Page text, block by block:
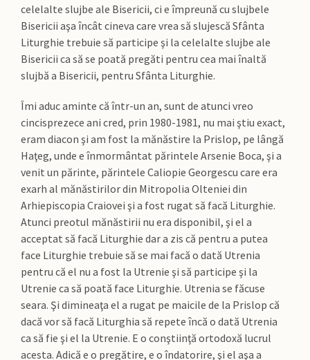
celelalte slujbe ale Bisericii, ci e împreună cu slujbele
Bisericii aşa încât cineva care vrea să slujescă Sfânta
Liturghie trebuie să participe şi la celelalte slujbe ale
Bisericii ca să se poată pregăti pentru cea mai înaltă
slujbă a Bisericii, pentru Sfânta Liturghie.
Îmi aduc aminte că într-un an, sunt de atunci vreo
cincisprezece ani cred, prin 1980-1981, nu mai ştiu exact,
eram diacon şi am fost la mănăstire la Prislop, pe lângă
Haţeg, unde e înmormântat părintele Arsenie Boca, şi a
venit un părinte, părintele Caliopie Georgescu care era
exarh al mănăstirilor din Mitropolia Olteniei din
Arhiepiscopia Craiovei şi a fost rugat să facă Liturghie.
Atunci preotul mănăstirii nu era disponibil, şi el a
acceptat să facă Liturghie dar a zis că pentru a putea
face Liturghie trebuie să se mai facă o dată Utrenia
pentru că el nu a fost la Utrenie şi să participe şi la
Utrenie ca să poată face Liturghie. Utrenia se făcuse
seara. Şi dimineaţa el a rugat pe maicile de la Prislop că
dacă vor să facă Liturghia să repete încă o dată Utrenia
ca să fie şi el la Utrenie. E o conştiinţă ortodoxă lucrul
acesta. Adică e o pregătire, e o îndatorire, şi el aşa a